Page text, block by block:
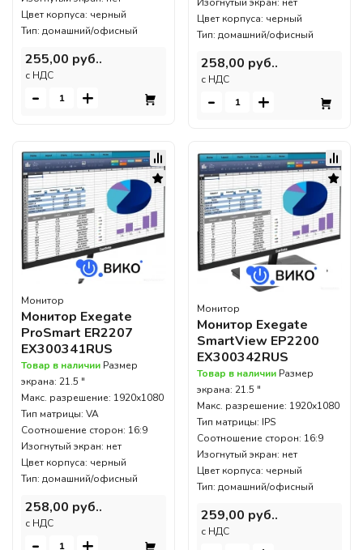
Цвет корпуса: черный
Тип: домашний/офисный
255,00 руб..
c НДС
- +
Изогнутый экран: нет
Цвет корпуса: черный
Тип: домашний/офисный
258,00 руб..
c НДС
- +
Монитор
Монитор Exegate
ProSmart ER2207
EX300341RUS
Товар в наличии Размер
экрана: 21.5 "
Макс. разрешение: 1920x1080
Тип матрицы: VA
Соотношение сторон: 16:9
Изогнутый экран: нет
Цвет корпуса: черный
Тип: домашний/офисный
258,00 руб..
c НДС
Монитор
Монитор Exegate
SmartView EP2200
EX300342RUS
Товар в наличии Размер
экрана: 21.5 "
Макс. разрешение: 1920x1080
Тип матрицы: IPS
Соотношение сторон: 16:9
Изогнутый экран: нет
Цвет корпуса: черный
Тип: домашний/офисный
259,00 руб..
c НДС